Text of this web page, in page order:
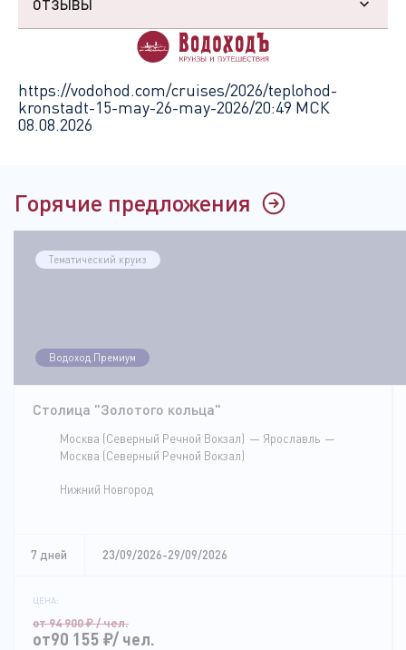
ОТЗЫВЫ
https://vodohod.com/cruises/2026/teplohod-
kronstadt-15-may-26-may-2026/20:49 МСК
08.08.2026
Горячие предложения
Тематический круиз
Водоход.Премиум
Столица "Золотого кольца"
Москва (Северный Речной Вокзал)
Ярославль
Москва (Северный Речной Вокзал)
Нижний Новгород
7 дней 23/09/2026-29/09/2026
ЦЕНА:
от 94 900₽/ чел.
от90 155 ₽/ чел.